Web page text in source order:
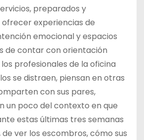
preparados y
experiencias de
emocional y espacios
de contar con orientación
profesionales de la oficina
se distraen, piensan en otras
con sus pares,
un poco del contexto en que
estas últimas tres semanas
de ver los escombros, cómo sus